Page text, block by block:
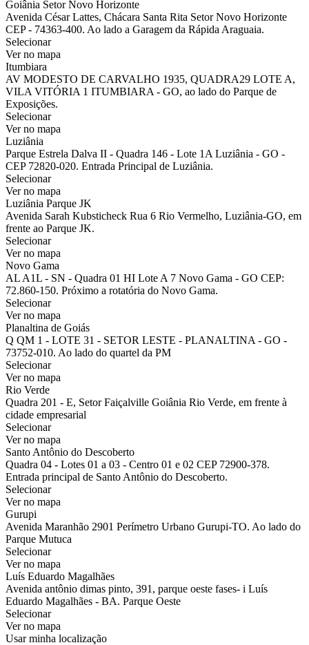
Goiânia Setor Novo Horizonte
Avenida César Lattes, Chácara Santa Rita Setor Novo Horizonte
CEP - 74363-400. Ao lado a Garagem da Rápida Araguaia.
Selecionar
Ver no mapa
Itumbiara
AV MODESTO DE CARVALHO 1935, QUADRA29 LOTE A,
VILA VITÓRIA 1 ITUMBIARA - GO, ao lado do Parque de
Exposições.
Selecionar
Ver no mapa
Luziânia
Parque Estrela Dalva II - Quadra 146 - Lote 1A Luziânia - GO -
CEP 72820-020. Entrada Principal de Luziânia.
Selecionar
Ver no mapa
Luziânia Parque JK
Avenida Sarah Kubsticheck Rua 6 Rio Vermelho, Luziânia-GO, em
frente ao Parque JK.
Selecionar
Ver no mapa
Novo Gama
AL A1L - SN - Quadra 01 HI Lote A 7 Novo Gama - GO CEP:
72.860-150. Próximo a rotatória do Novo Gama.
Selecionar
Ver no mapa
Planaltina de Goiás
Q QM 1 - LOTE 31 - SETOR LESTE - PLANALTINA - GO -
73752-010. Ao lado do quartel da PM
Selecionar
Ver no mapa
Rio Verde
Quadra 201 - E, Setor Faiçalville Goiânia Rio Verde, em frente à
cidade empresarial
Selecionar
Ver no mapa
Santo Antônio do Descoberto
Quadra 04 - Lotes 01 a 03 - Centro 01 e 02 CEP 72900-378.
Entrada principal de Santo Antônio do Descoberto.
Selecionar
Ver no mapa
Gurupi
Avenida Maranhão 2901 Perímetro Urbano Gurupi-TO. Ao lado do
Parque Mutuca
Selecionar
Ver no mapa
Luís Eduardo Magalhães
Avenida antônio dimas pinto, 391, parque oeste fases- i Luís
Eduardo Magalhães - BA. Parque Oeste
Selecionar
Ver no mapa
Usar minha localização